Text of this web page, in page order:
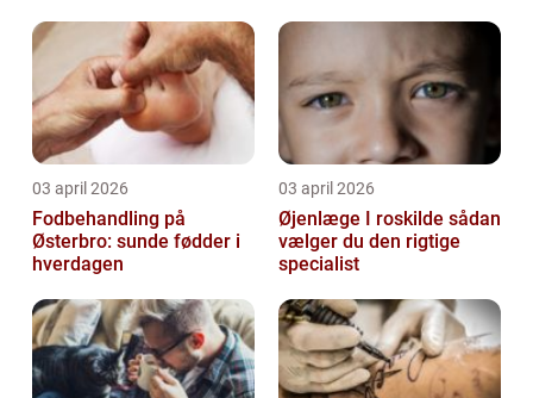
03 april 2026
Fodbehandling på
Østerbro: sunde fødder i
hverdagen
03 april 2026
Øjenlæge I roskilde sådan
vælger du den rigtige
specialist